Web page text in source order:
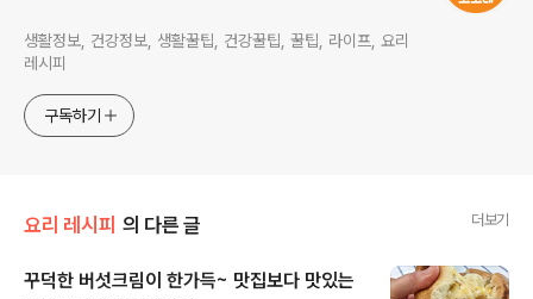
생활정보, 건강정보, 생활꿀팁, 건강꿀팁, 꿀팁, 라이프, 요리
레시피
구독하기
요리 레시피 의 다른 글 더보기
꾸덕한 버섯크림이 한가득~ 맛집보다 맛있는